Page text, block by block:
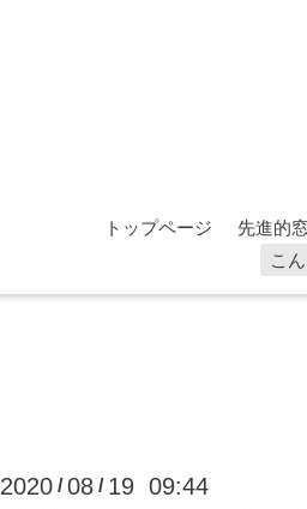
トップページ 先進的
こ
2020 /08 / 19 09:44